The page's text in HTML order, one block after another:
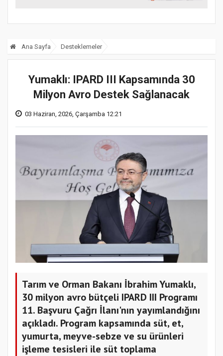
Ana Sayfa Desteklemeler
Yumaklı: IPARD III Kapsamında 30
Milyon Avro Destek Sağlanacak
03 Haziran, 2026, Çarşamba 12:21
Tarım ve Orman Bakanı İbrahim Yumaklı,
30 milyon avro bütçeli IPARD III Programı
11. Başvuru Çağrı İlanı'nın yayımlandığını
açıkladı. Program kapsamında süt, et,
yumurta, meyve-sebze ve su ürünleri
işleme tesisleri ile süt toplama